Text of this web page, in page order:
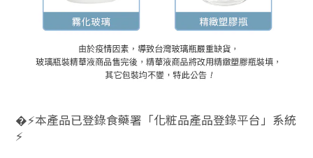
�⚡️本產品已登錄食藥署「化粧品產品登錄平台」系統
⚡️